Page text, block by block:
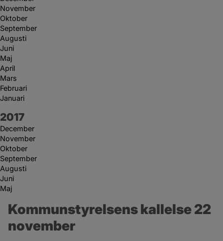
November
Oktober
September
Augusti
Juni
Maj
April
Mars
Februari
Januari
År:
2017
December
November
Oktober
September
Augusti
Juni
Maj
Kommunstyrelsens kallelse 22
november